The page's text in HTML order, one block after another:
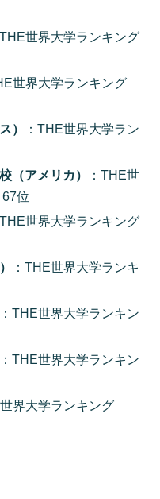
THE世界大学ランキング
世界大学ランキング
）
：THE世界大学ラン
（アメリカ）
：THE世
位
THE世界大学ランキング
：THE世界大学ランキ
：THE世界大学ランキン
：THE世界大学ランキン
世界大学ランキング